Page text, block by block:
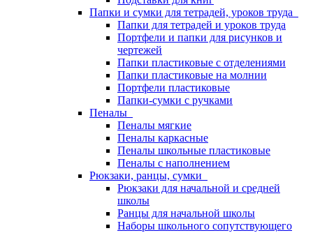
Папки и сумки для тетрадей, уроков труда
Папки для тетрадей и уроков труда
Портфели и папки для рисунков и
чертежей
Папки пластиковые с отделениями
Папки пластиковые на молнии
Портфели пластиковые
Папки-сумки с ручками
Пеналы
Пеналы мягкие
Пеналы каркасные
Пеналы школьные пластиковые
Пеналы с наполнением
Рюкзаки, ранцы, сумки
Рюкзаки для начальной и средней
школы
Ранцы для начальной школы
Наборы школьного сопутствующего